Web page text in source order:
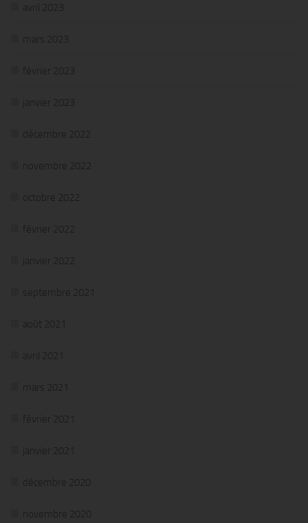
avril 2023
mars 2023
février 2023
janvier 2023
décembre 2022
novembre 2022
octobre 2022
février 2022
janvier 2022
septembre 2021
août 2021
avril 2021
mars 2021
février 2021
janvier 2021
décembre 2020
novembre 2020